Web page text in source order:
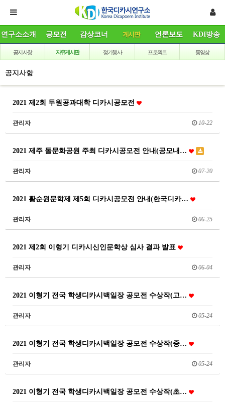
연구소소개 공모전 감상코너 게시판 언론보도 KDI방송
공지사항 자유게시판 정기행사 프로젝트 동영상
공지사항
2021 제2회 두원공과대학 디카시공모전
관리자 10-22
2021 제주 돌문화공원 주최 디카시공모전 안내(공모내…
관리자 07-20
2021 황순원문학제 제5회 디카시공모전 안내(한국디카…
관리자 06-25
2021 제2회 이형기 디카시신인문학상 심사 결과 발표
관리자 06-04
2021 이형기 전국 학생디카시백일장 공모전 수상작(고…
관리자 05-24
2021 이형기 전국 학생디카시백일장 공모전 수상작(중…
관리자 05-24
2021 이형기 전국 학생디카시백일장 공모전 수상작(초…